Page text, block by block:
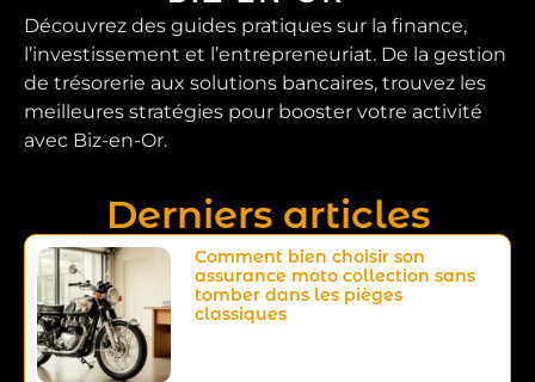
Découvrez des guides pratiques sur la finance,
l’investissement et l’entrepreneuriat. De la gestion
de trésorerie aux solutions bancaires, trouvez les
meilleures stratégies pour booster votre activité
avec Biz-en-Or.
Derniers articles
Comment bien choisir son
assurance moto collection sans
tomber dans les pièges
classiques